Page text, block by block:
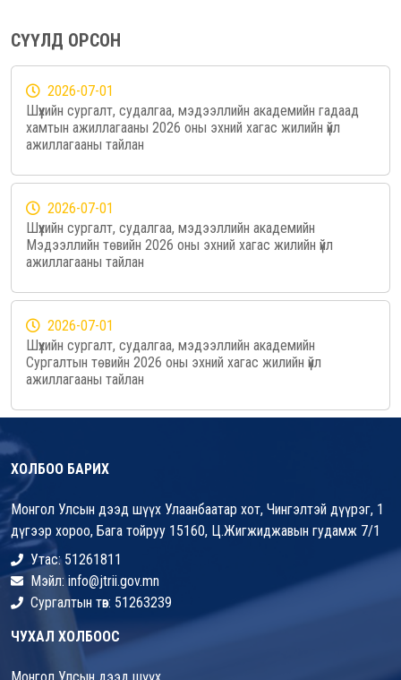
СҮҮЛД ОРСОН
2026-07-01
Шүүхийн сургалт, судалгаа, мэдээллийн академийн гадаад
хамтын ажиллагааны 2026 оны эхний хагас жилийн үйл
ажиллагааны тайлан
2026-07-01
Шүүхийн сургалт, судалгаа, мэдээллийн академийн
Мэдээллийн төвийн 2026 оны эхний хагас жилийн үйл
ажиллагааны тайлан
2026-07-01
Шүүхийн сургалт, судалгаа, мэдээллийн академийн
Сургалтын төвийн 2026 оны эхний хагас жилийн үйл
ажиллагааны тайлан
ХОЛБОО БАРИХ
Монгол Улсын дээд шүүх Улаанбаатар хот, Чингэлтэй дүүрэг, 1
дүгээр хороо, Бага тойруу 15160, Ц.Жигжиджавын гудамж 7/1
Утас: 51261811
Мэйл: info@jtrii.gov.mn
Сургалтын төв: 51263239
ЧУХАЛ ХОЛБООС